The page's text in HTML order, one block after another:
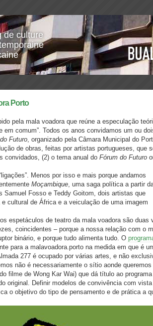
de culture
Porto
pela mala voadora que reúne a especulação
em comum”. Todos os anos convidamos um ou
Futuro, organizado pela Câmara Municipal do
de obras, feitas por artistas portugueses, que
convidados, (2) o tema anual do Fórum do Futuro
Menos por isso e mais porque andamos
Moçambique, uma saga política a partir
Samuel Fosso e Teddy Goitom, dois artistas que
cultural de África e a veiculação de uma imagem
​espetáculos​ ​de​ ​teatro​ ​da​ ​mala​ ​voadora​ ​são duas​
​coincidentes​ ​– porque​ ​a​ ​nossa relação​ ​com​ ​o​
​binário,​ ​e​ ​porque​ ​tudo alimenta​ ​tudo. O
para a malavoadora.porto na medida em que é
277 é ocupado por várias artes, e não
não é necessariamente o sítio aonde queremos
filme de Wong Kar Wai) que dá título ao
original. Definir modelos de convivência com
o objetivo do tipo de pensamento e de prática a